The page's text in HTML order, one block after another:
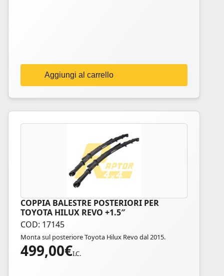
Aggiungi al carrello
COPPIA BALESTRE POSTERIORI PER
TOYOTA HILUX REVO +1.5″
COD: 17145
Monta sul posteriore Toyota Hilux Revo dal 2015.
499,00€I.C.